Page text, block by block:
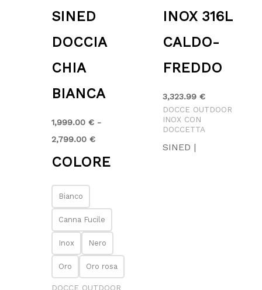
SINED
DOCCIA
CHIA
BIANCA
1,999.00 € -
2,799.00 €
COLORE
Bianco
Canna Fucile
Inox Nero
Oro Oro rosa
DOCCE OUTDOOR
INOX 316L
CALDO-
FREDDO
3,323.99 €
DOCCE OUTDOOR
INOX CON
DOCCETTA
SINED |